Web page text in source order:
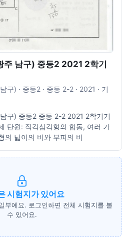
주 남구) 중등2 2021 2학기
구) · 중등2 · 중등 2-2 · 2021 · 기
구) 중등2 중등 2-2 2021 2학기기
단원: 직각삼각형의 합동, 여러 가
의 넓이의 비와 부피의 비
시험지가 있어요
부예요. 로그인하면 전체 시험지를 볼
수 있어요.